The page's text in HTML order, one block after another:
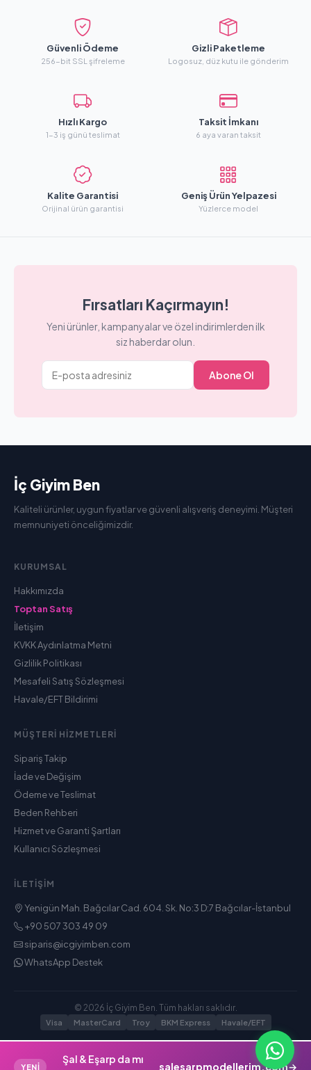
Güvenli Ödeme
256-bit SSL şifreleme
Gizli Paketleme
Logosuz, düz kutu ile gönderim
Hızlı Kargo
1-3 iş günü teslimat
Taksit İmkanı
6 aya varan taksit
Kalite Garantisi
Orijinal ürün garantisi
Geniş Ürün Yelpazesi
Yüzlerce model
Fırsatları Kaçırmayın!
Yeni ürünler, kampanyalar ve özel indirimlerden ilk
siz haberdar olun.
Abone Ol
İç Giyim Ben
Kaliteli ürünler, uygun fiyatlar ve güvenli alışveriş deneyimi. Müşteri
memnuniyeti önceliğimizdir.
KURUMSAL
Hakkımızda
Toptan Satış
İletişim
KVKK Aydınlatma Metni
Gizlilik Politikası
Mesafeli Satış Sözleşmesi
Havale/EFT Bildirimi
MÜŞTERI HIZMETLERI
Sipariş Takip
İade ve Değişim
Ödeme ve Teslimat
Beden Rehberi
Hizmet ve Garanti Şartları
Kullanıcı Sözleşmesi
İLETIŞIM
Yenigün Mah. Bağcılar Cad. 604. Sk. No:3 D:7 Bağcılar-İstanbul
+90 507 303 49 09
siparis@icgiyimben.com
WhatsApp Destek
© 2026 İç Giyim Ben. Tüm hakları saklıdır.
Visa MasterCard Troy BKM Express Havale/EFT
YENİ
Şal & Eşarp da mı
salesarpmodellerim.com→